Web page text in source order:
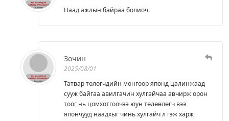
Наад ажлын байраа болиоч.
Зочин
2025/08/01
Татвар төлөгчдийн мөнгөөр японд цалинжаад
сууж байгаа авилгачин хулгайчаа авчирж орон
тоог нь цомхотгоочээ юун төлөөлөгч вээ
япончууд наадхыг чинь хулгайч л гэж харж